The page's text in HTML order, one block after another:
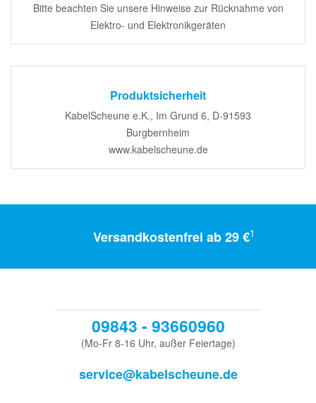
Bitte beachten Sie unsere Hinweise zur Rücknahme von
Elektro- und Elektronikgeräten
Produktsicherheit
KabelScheune e.K., Im Grund 6, D-91593
Burgbernheim
www.kabelscheune.de
Versandkostenfrei ab 29 €1
09843 - 93660960
(Mo-Fr 8-16 Uhr, außer Feiertage)
service@kabelscheune.de